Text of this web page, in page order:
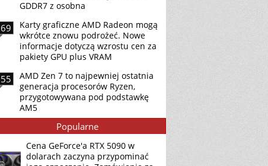
GDDR7 z osobna
Karty graficzne AMD Radeon mogą
wkrótce znowu podrożeć. Nowe
informacje dotyczą wzrostu cen za
pakiety GPU plus VRAM
AMD Zen 7 to najpewniej ostatnia
generacja procesorów Ryzen,
przygotowywana pod podstawkę
AM5
Popularne
Cena GeForce'a RTX 5090 w
dolarach zaczyna przypominać